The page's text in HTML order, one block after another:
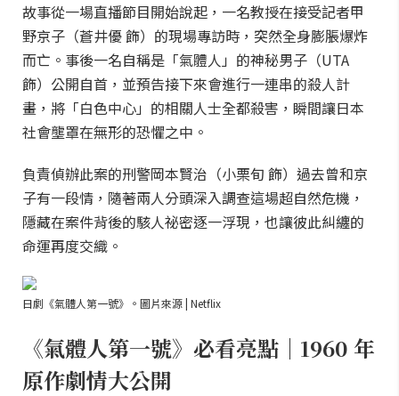
故事從一場直播節目開始說起，一名教授在接受記者甲
野京子（蒼井優 飾）的現場專訪時，突然全身膨脹爆炸
而亡。事後一名自稱是「氣體人」的神秘男子（UTA
飾）公開自首，並預告接下來會進行一連串的殺人計
畫，將「白色中心」的相關人士全都殺害，瞬間讓日本
社會壟罩在無形的恐懼之中。
負責偵辦此案的刑警岡本賢治（小栗旬 飾）過去曾和京
子有一段情，隨著兩人分頭深入調查這場超自然危機，
隱藏在案件背後的駭人祕密逐一浮現，也讓彼此糾纏的
命運再度交織。
日劇《氣體人第一號》。圖片來源 | Netflix
《氣體人第一號》必看亮點｜1960 年
原作劇情大公開